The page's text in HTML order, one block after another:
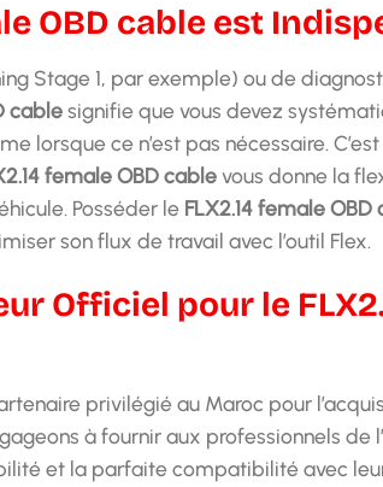
OBD cable est
Stage 1, par exemple) ou de
cablesignifie que vous devez
lorsque ce n’est pas nécessaire.
female OBD cablevous donne la
Posséder le FLX2.14 female OBD
son flux de travail avec l’outil Flex.
Officiel pour le
privilégié au Maroc pour
à fournir aux professionnels de
et la parfaite compatibilité avec